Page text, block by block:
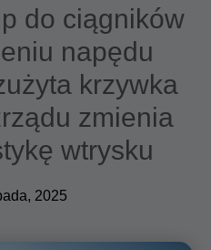
do ciągników
napędu
krzywka
zmienia
wtrysku
2025